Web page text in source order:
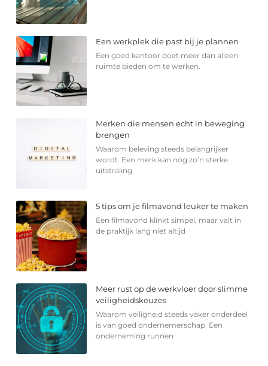
Een werkplek die past bij je plannen
Een goed kantoor doet meer dan alleen
ruimte bieden om te werken.
Merken die mensen echt in beweging
brengen
Waarom beleving steeds belangrijker
wordt Een merk kan nog zo’n sterke
uitstraling
5 tips om je filmavond leuker te maken
Een filmavond klinkt simpel, maar valt in
de praktijk lang niet altijd
Meer rust op de werkvloer door slimme
veiligheidskeuzes
Waarom veiligheid steeds vaker onderdeel
is van goed ondernemerschap Een
onderneming runnen